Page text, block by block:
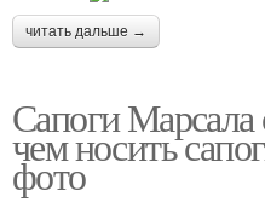
читать дальше →
Сапоги
чем носить
фото